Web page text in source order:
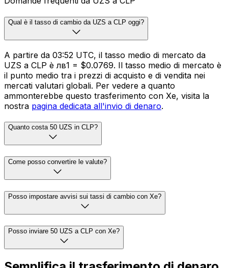
Qual è il tasso di cambio da UZS a CLP oggi?
A partire da 03:52 UTC, il tasso medio di mercato da
UZS a CLP è лв1 = $0.0769. Il tasso medio di mercato è
il punto medio tra i prezzi di acquisto e di vendita nei
mercati valutari globali. Per vedere a quanto
ammonterebbe questo trasferimento con Xe, visita la
nostra pagina dedicata all'invio di denaro.
Quanto costa 50 UZS in CLP?
Come posso convertire le valute?
Posso impostare avvisi sui tassi di cambio con Xe?
Posso inviare 50 UZS a CLP con Xe?